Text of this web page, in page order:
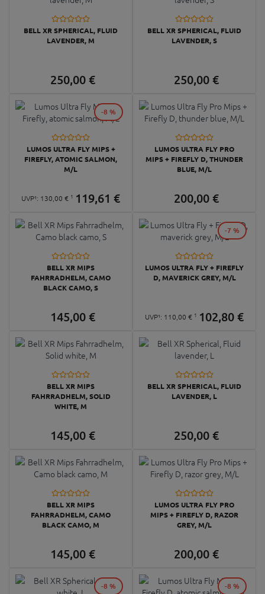
BELL XR SPHERICAL, FLUID
LAVENDER, M
250,00 €
BELL XR SPHERICAL, FLUID
LAVENDER, S
250,00 €
LUMOS ULTRA FLY MIPS +
FIREFLY, ATOMIC SALMON,
M/L
UVP¹: 130, 00 € 1 119,61 €
-8 %
LUMOS ULTRA FLY PRO
MIPS + FIREFLY D, THUNDER
BLUE, M/L
200,00 €
BELL XR MIPS
FAHRRADHELM, CAMO
BLACK CAMO, S
145,00 €
LUMOS ULTRA FLY + FIREFLY
D, MAVERICK GREY, M/L
UVP¹: 110, 00 € 1 102,80€
-7 %
BELL XR MIPS
FAHRRADHELM, SOLID
WHITE, M
145,00 €
BELL XR SPHERICAL, FLUID
LAVENDER, L
250,00 €
BELL XR MIPS
FAHRRADHELM, CAMO
BLACK CAMO, M
145,00 €
LUMOS ULTRA FLY PRO
MIPS + FIREFLY D, RAZOR
GREY, M/L
200,00 €
-8 % -8 %